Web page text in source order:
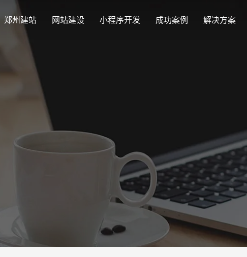
郑州建站 网站建设
适应各个终端设备网站
购物商城系统开发
零售在线电子商务网站
小程序开发 成功案例
外贸出口网站
外贸进出口网站开发
解决方案
企业网站建设解决方案
更贴身、易落地、高性价比
营
可
外贸网站建设解决方案
视觉、功能系统，展示产品
品
操
政府网站建设解决方案
可轻松定制风格各异、频道
新
案
行业新闻
Industry information
网站观点
Website viewpoint
发展历程
一路走来感谢您的陪伴